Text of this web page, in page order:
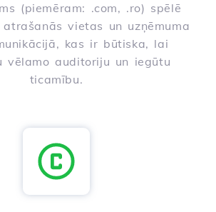
(piemēram: .com, .ro) spēlē
vietas un uzņēmuma
kas ir būtiska, lai
vēlamo auditoriju un iegūtu
ticamību.